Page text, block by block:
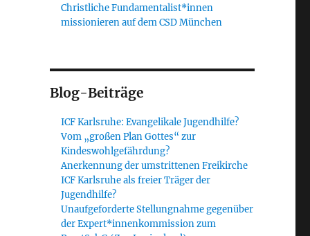
Christliche Fundamentalist*innen
missionieren auf dem CSD München
Blog-Beiträge
ICF Karlsruhe: Evangelikale Jugendhilfe?
Vom „großen Plan Gottes“ zur
Kindeswohlgefährdung?
Anerkennung der umstrittenen Freikirche
ICF Karlsruhe als freier Träger der
Jugendhilfe?
Unaufgeforderte Stellungnahme gegenüber
der Expert*innenkommission zum